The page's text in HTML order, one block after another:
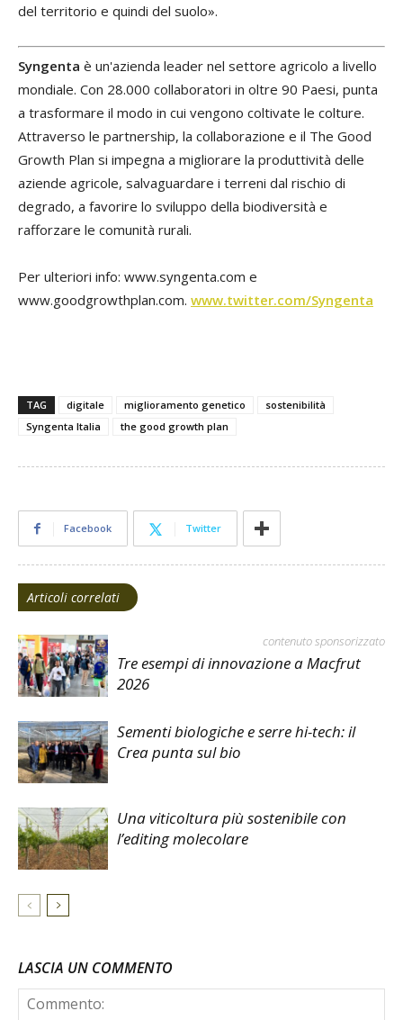
del territorio e quindi del suolo».
Syngenta è un'azienda leader nel settore agricolo a livello
mondiale. Con 28.000 collaboratori in oltre 90 Paesi, punta
a trasformare il modo in cui vengono coltivate le colture.
Attraverso le partnership, la collaborazione e il The Good
Growth Plan si impegna a migliorare la produttività delle
aziende agricole, salvaguardare i terreni dal rischio di
degrado, a favorire lo sviluppo della biodiversità e
rafforzare le comunità rurali.
Per ulteriori info: www.syngenta.com e
www.goodgrowthplan.com. www.twitter.com/Syngenta
TAG digitale miglioramento genetico
sostenibilità
Syngenta Italia
the good growth plan
Facebook Twitter
Articoli correlati
contenuto sponsorizzato
Tre esempi di innovazione a Macfrut
2026
Sementi biologiche e serre hi-tech: il
Crea punta sul bio
Una viticoltura più sostenibile con
l’editing molecolare
LASCIA UN COMMENTO